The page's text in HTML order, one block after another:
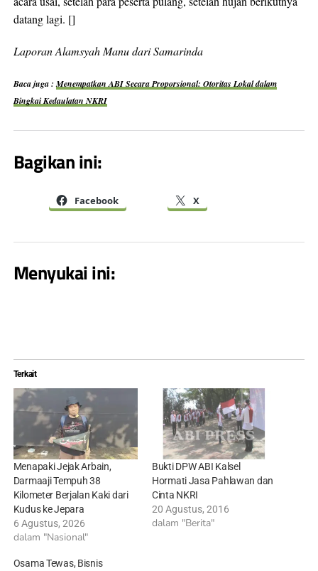
datang lagi. []
Laporan Alamsyah Manu dari Samarinda
Baca juga :Menempatkan ABI Secara Proporsional: Otoritas Lokal dalam
Bingkai Kedaulatan NKRI
Bagikan ini:
Facebook X
Menyukai ini:
Terkait
Menapaki Jejak Arbain,
Darmaaji Tempuh 38
Kilometer Berjalan Kaki dari
Kudus ke Jepara
6 Agustus, 2026
dalam "Nasional"
Bukti DPW ABI Kalsel
Hormati Jasa Pahlawan dan
Cinta NKRI
20 Agustus, 2016
dalam "Berita"
Osama Tewas, Bisnis